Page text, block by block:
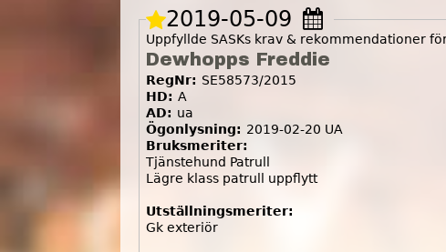
2019-05-09
Uppfyllde SASKs krav & rekommendationer
Dewhopps Freddie
RegNr: SE58573/2015
HD: A
AD: ua
Ögonlysning: 2019-02-20 UA
Bruksmeriter:
Tjänstehund Patrull
Lägre klass patrull uppflytt
Utställningsmeriter:
Gk exteriör